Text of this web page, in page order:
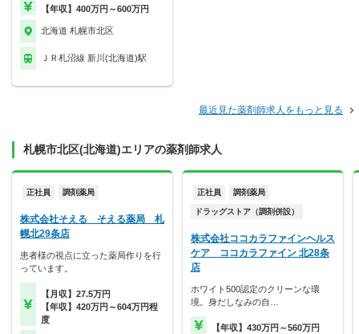
【年収】400万円～600万円
北海道 札幌市北区
ＪＲ札沼線 新川(北海道)駅
最近見た薬剤師求人をもっと見る
札幌市北区(北海道)エリアの薬剤師求人
正社員 調剤薬局
株式会社そえる そえる薬局 札
幌北29条店
患者様の視点に立った薬局作りを行
っています。
【月収】27.5万円
【年収】420万円～604万円程
度
正社員 調剤薬局
ドラッグストア（調剤併設）
株式会社ココカラファインヘルス
ケア ココカラファイン 北28条
店
ホワイト500認定のクリーンな環
境。身だしなみの自…
【年収】430万円～560万円